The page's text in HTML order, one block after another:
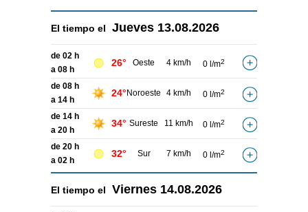
El tiempo el Jueves 13.08.2026
de 02 h
a 08 h
26° Oeste 4 km/h 0 l/m2
de 08 h
a 14 h
24° Noroeste 4 km/h 0 l/m2
de 14 h
a 20 h
34° Sureste 11 km/h 0 l/m2
de 20 h
a 02 h
32° Sur 7 km/h 0 l/m2
El tiempo el Viernes 14.08.2026